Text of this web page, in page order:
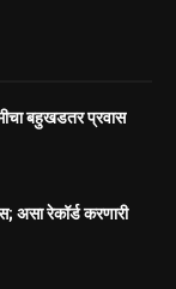
बहुखडतर प्रवास
असा रेकॉर्ड करणारी